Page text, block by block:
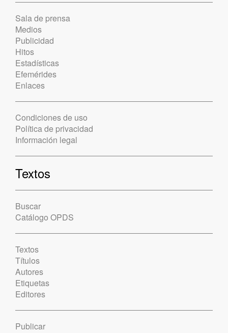
Sala de prensa
Medios
Publicidad
Hitos
Estadísticas
Efemérides
Enlaces
Condiciones de uso
Política de privacidad
Información legal
Textos
Buscar
Catálogo OPDS
Textos
Títulos
Autores
Etiquetas
Editores
Publicar